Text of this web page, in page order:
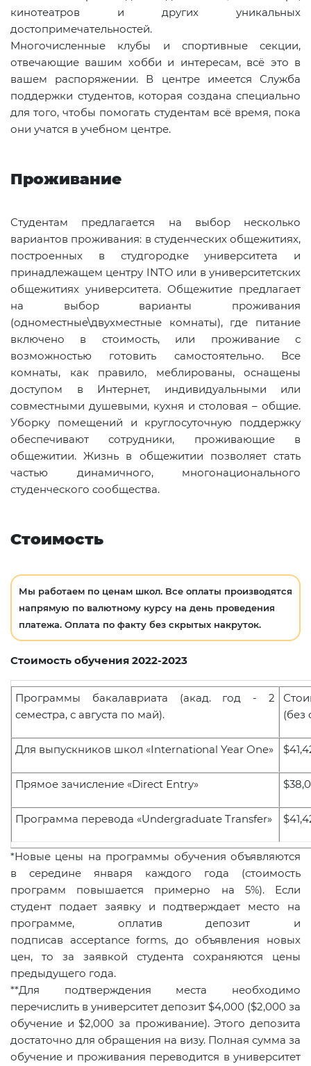
кинотеатров и других уникальных
достопримечательностей.
Многочисленные клубы и спортивные секции,
отвечающие вашим хобби и интересам, всё это в
вашем распоряжении. В центре имеется Служба
поддержки студентов, которая создана специально
для того, чтобы помогать студентам всё время, пока
они учатся в учебном центре.
Проживание
Студентам предлагается на выбор несколько
вариантов проживания: в студенческих общежитиях,
построенных в студгородке университета и
принадлежащем центру INTO или в университетских
общежитиях университета. Общежитие предлагает
на выбор варианты проживания
(одноместные\двухместные комнаты), где питание
включено в стоимость, или проживание с
возможностью готовить самостоятельно. Все
комнаты, как правило, меблированы, оснащены
доступом в Интернет, индивидуальными или
совместными душевыми, кухня и столовая – общие.
Уборку помещений и круглосуточную поддержку
обеспечивают сотрудники, проживающие в
общежитии. Жизнь в общежитии позволяет стать
частью динамичного, многонационального
студенческого сообщества.
Стоимость
Мы работаем по ценам школ. Все оплаты производятся
напрямую по валютному курсу на день проведения
платежа. Оплата по факту без скрытых накруток.
Стоимость обучения 2022-2023
Программы бакалавриата (акад. год - 2
семестра, с августа по май).
(без
Для выпускников школ «International Year One» $41
Прямое зачисление «Direct Entry» $38,0
Программа перевода «Undergraduate Transfer» $41
*Новые цены на программы обучения объявляются
в середине января каждого года (стоимость
программ повышается примерно на 5%). Если
студент подает заявку и подтверждает место на
программе, оплатив депозит и
подписав acceptance forms, до объявления новых
цен, то за заявкой студента сохраняются цены
предыдущего года.
**Для подтверждения места необходимо
перечислить в университет депозит $4,000 ($2,000 за
обучение и $2,000 за проживание). Этого депозита
достаточно для обращения на визу. Полная сумма за
обучение и проживания переводится в университет